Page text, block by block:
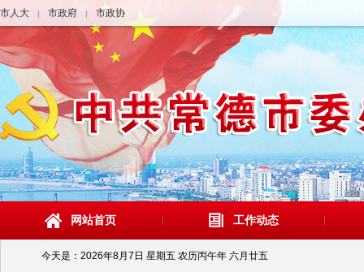
市人大 | 市政府 | 市政协
网站首页 工作动态
今天是： 2026年8月7日 星期五 农历丙午年 六月廿五